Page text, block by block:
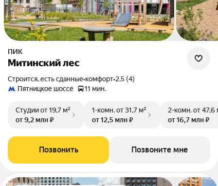
ПИК
Митинский лес
Строится, есть сданные•комфорт•2.5 (4)
Пятницкое шоссе
11 мин.
Студииот 19,7 м²
от 9,2 млн ₽
1-комн.от 31,7 м²
от 12,5 млн ₽
2-комн.от 47,6
от 16,7 млн ₽
Позвонить Позвоните мне